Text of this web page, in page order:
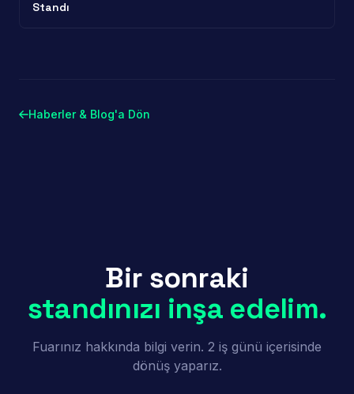
Standı
Haberler & Blog'a Dön
Bir sonraki
standınızı inşa edelim.
Fuarınız hakkında bilgi verin. 2 iş günü içerisinde
dönüş yaparız.